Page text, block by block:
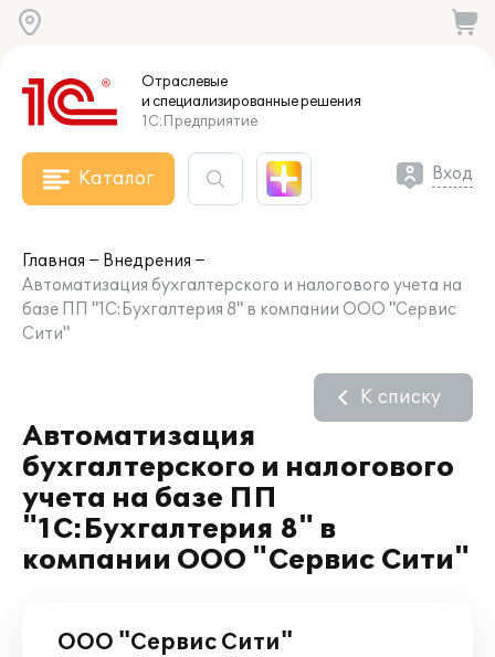
Отраслевые
и специализированныерешения
1С:Предприятие
Каталог Вход
Главная
Внедрения
Автоматизация бухгалтерского и налогового учета на
базе ПП "1С:Бухгалтерия 8" в компании ООО "Сервис
Сити"
Автоматизация
бухгалтерского и налогового
учета на базе ПП
"1С:Бухгалтерия 8" в
компании ООО "Сервис Сити"
К списку
ООО "Сервис Сити"